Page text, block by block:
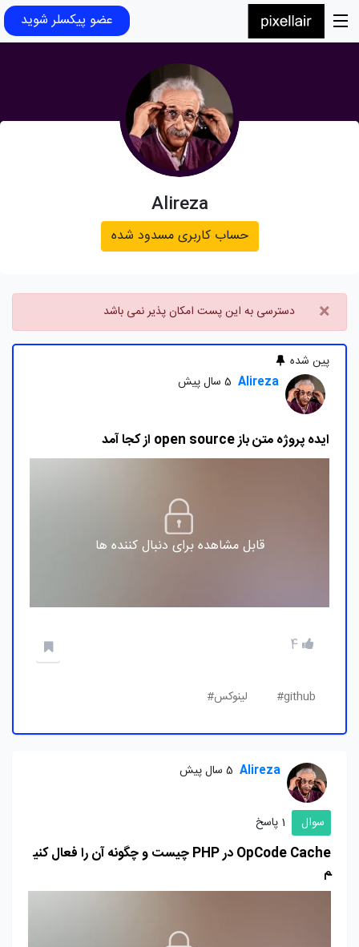
عضو پیکسلر شوید
Alireza
حساب کاربری مسدود شده
× دسترسی به این پست امکان پذیر نمی باشد
پین شده
Alireza 5 سال پیش
ایده پروژه متن باز open source از کجا آمد
قابل مشاهده برای دنبال کننده ها
4
github# لینوکس#
Alireza 5 سال پیش
سوال 1 پاسخ
OpCode Cache در PHP چیست و چگونه آن را فعال کنی
م